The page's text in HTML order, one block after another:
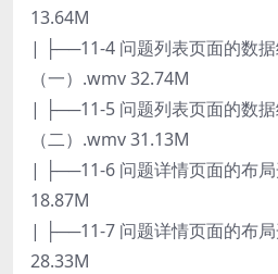
13.64M
| ├──11-4 问题列表页面的数
（一）.wmv 32.74M
| ├──11-5 问题列表页面的数
（二）.wmv 31.13M
| ├──11-6 问题详情页面的布
18.87M
| ├──11-7 问题详情页面的布
28.33M